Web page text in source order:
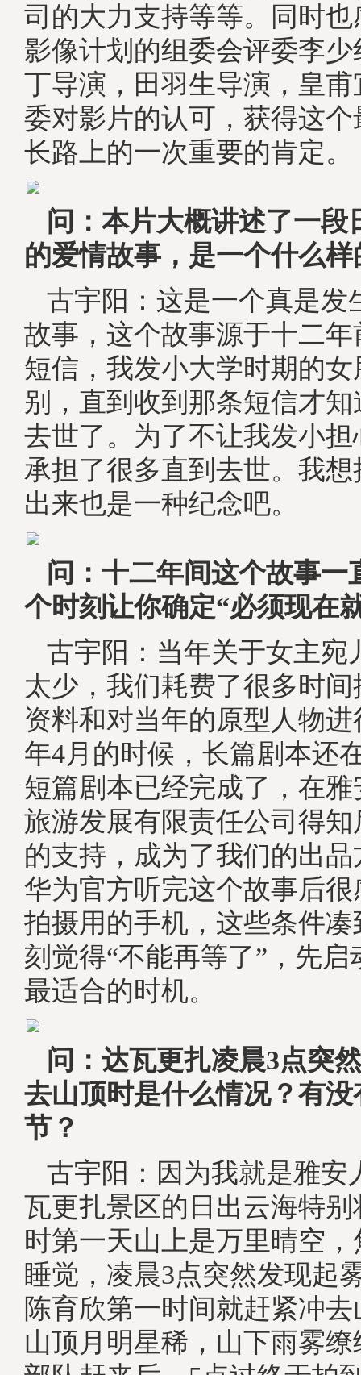
司的大力支持等等。同时
影像计划的组委会评委李
丁导演，田羽生导演，皇
委对影片的认可，获得这
长路上的一次重要的肯定。
问： 本片大概讲述了一段
的爱情故事，是一个什么
古宇阳：这是一个真是发
故事，这个故事源于十二
短信，我发小大学时期的
别，直到收到那条短信才
去世了。为了不让我发小
承担了很多直到去世。我
出来也是一种纪念吧。
问：十二年间这个故事一
个时刻让你确定“必须现在
古宇阳：当年关于女主宛
太少，我们耗费了很多时
资料和对当年的原型人物
年4月的时候，长篇剧本还
短篇剧本已经完成了，在
旅游发展有限责任公司得
的支持，成为了我们的出
华为官方听完这个故事后
拍摄用的手机，这些条件
刻觉得“不能再等了”，先
最适合的时机。
问：达瓦更扎凌晨3点突
去山顶时是什么情况？有
节？
古宇阳：因为我就是雅安
瓦更扎景区的日出云海特
时第一天山上是万里晴空
睡觉，凌晨3点突然发现起
陈育欣第一时间就赶紧冲
山顶月明星稀，山下雨雾